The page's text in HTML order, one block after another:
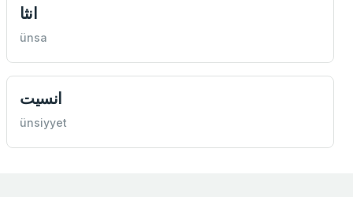
انثا
ünsa
انسيت
ünsiyyet